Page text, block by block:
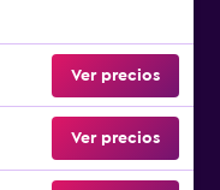
Ver precios
Ver precios